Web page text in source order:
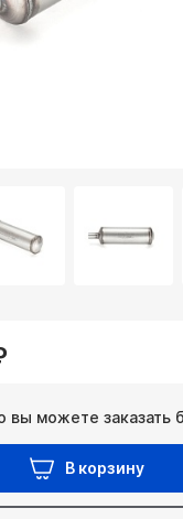
вы можете заказать
В корзину